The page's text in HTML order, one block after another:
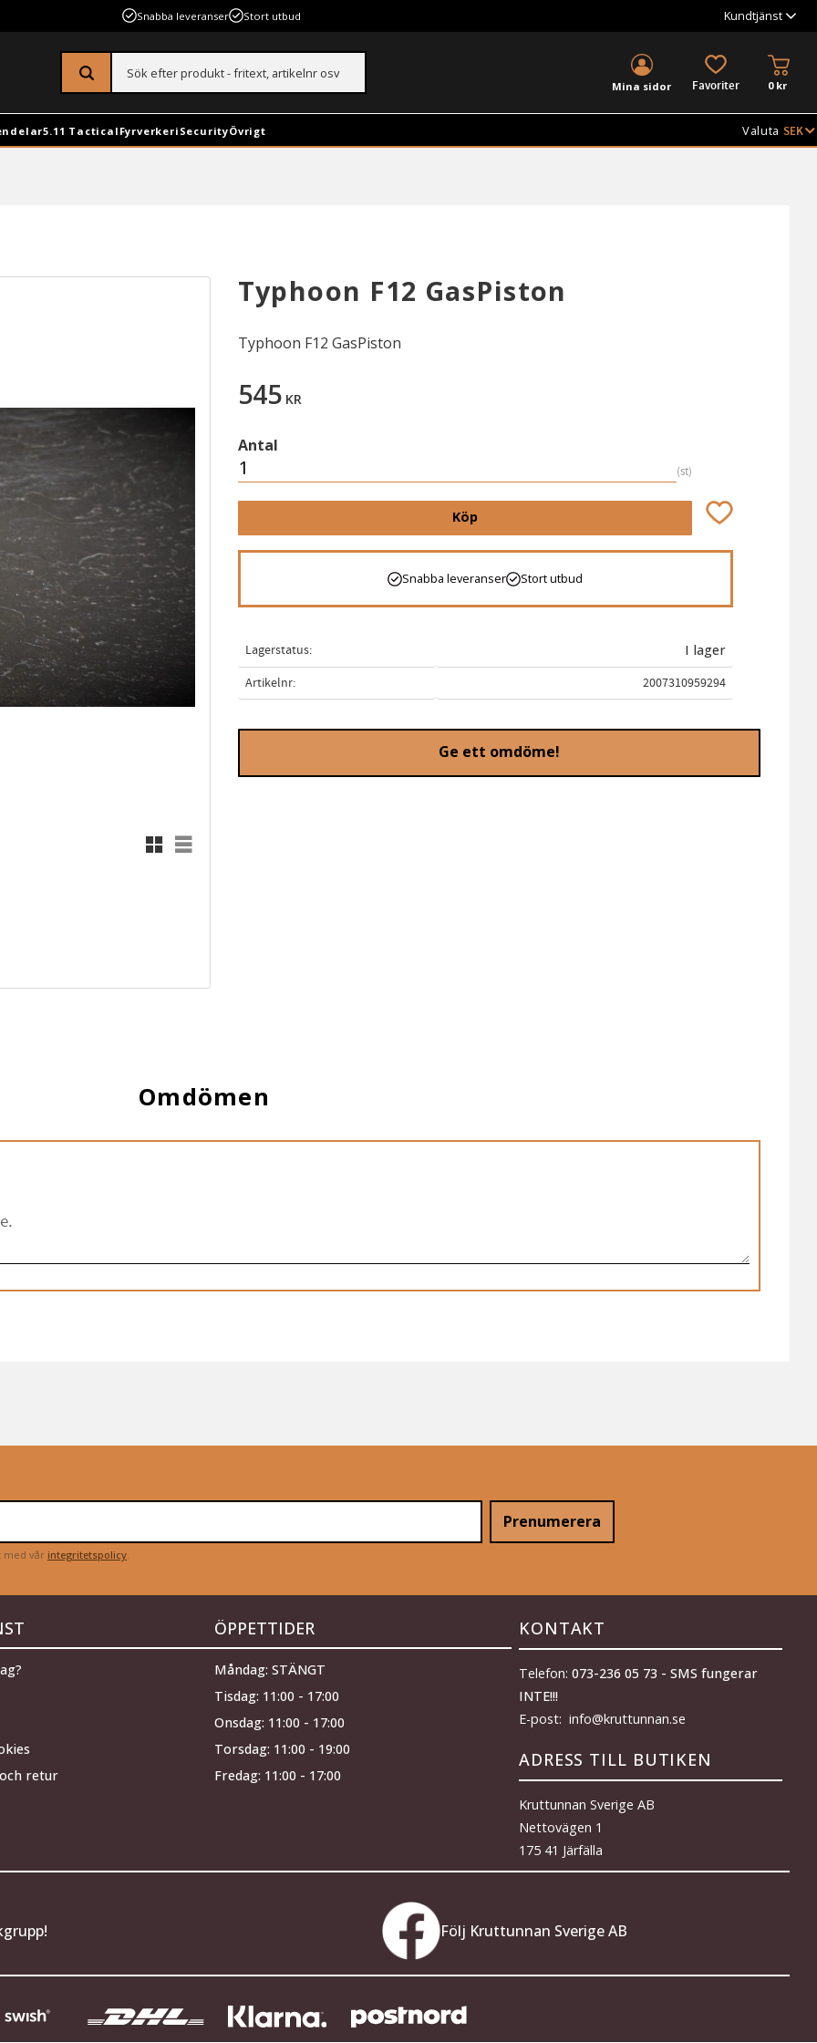
Snabba leveranser Stort utbud Kundtjänst
Mina sidor FAVORITER 0kr
5.11 Tactical Fyrverkeri SecurityÖvrigt Valuta
Typhoon F12 GasPiston
Typhoon F12 GasPiston
Rutnätsvy
Listvy
545KR
Antal
st
Köp Lägg till i
Snabba leveranser Stort utbud
Lagerstatus
I lager
Artikelnr
2007310959294
Ge ett omdöme!
Omdömen
Prenumerera
med vår integritetspolicy.
retur
ÖPPETTIDER
Måndag: STÄNGT
Tisdag: 11:00 - 17:00
Onsdag: 11:00 - 17:00
Torsdag: 11:00 - 19:00
Fredag: 11:00 - 17:00
KONTAKT
Telefon: 073-236 05 73 - SMS fungerar
INTE!!!
E-post: info@kruttunnan.se
ADRESS TILL BUTIKEN
Kruttunnan Sverige AB
Nettovägen 1
175 41 Järfälla
Följ Kruttunnan Sverige AB